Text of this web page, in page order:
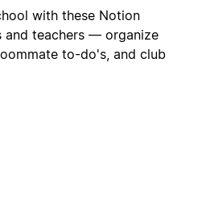
with these Notion
and teachers — organize
to-do's, and club